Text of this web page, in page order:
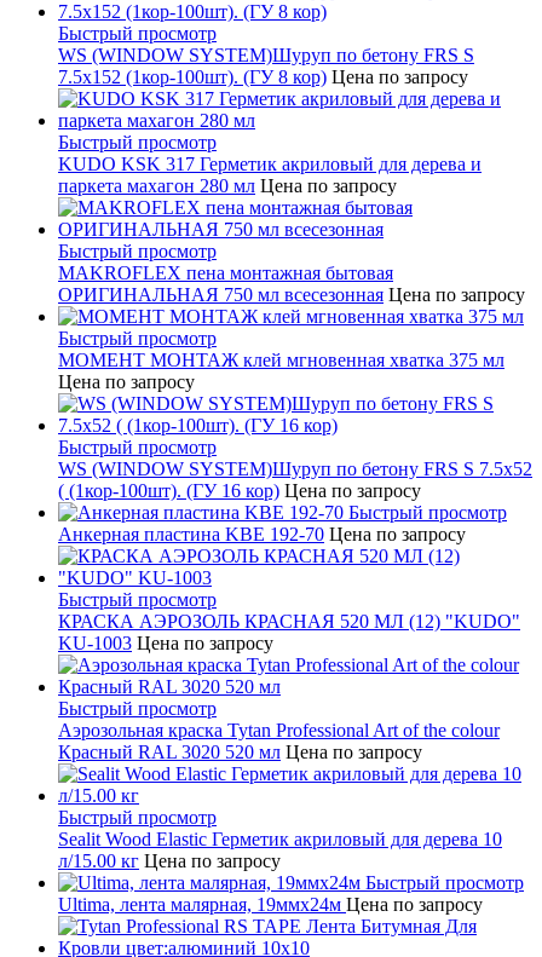
Быстрый просмотр
WS (WINDOW SYSTEM)Шуруп по бетону FRS S
7.5х152 (1кор-100шт). (ГУ 8 кор) Цена по запросу
Быстрый просмотр
KUDO KSK 317 Герметик акриловый для дерева и
паркета махагон 280 мл Цена по запросу
Быстрый просмотр
MAKROFLEX пена монтажная бытовая
ОРИГИНАЛЬНАЯ 750 мл всесезонная Цена по запросу
Быстрый просмотр
МОМЕНТ МОНТАЖ клей мгновенная хватка 375 мл
Цена по запросу
Быстрый просмотр
WS (WINDOW SYSTEM)Шуруп по бетону FRS S 7.5х52
( (1кор-100шт). (ГУ 16 кор) Цена по запросу
Быстрый просмотр
Анкерная пластина KBE 192-70 Цена по запросу
Быстрый просмотр
КРАСКА АЭРОЗОЛЬ КРАСНАЯ 520 МЛ (12) "KUDO"
KU-1003 Цена по запросу
Быстрый просмотр
Аэрозольная краска Tytan Professional Art of the colour
Красный RAL 3020 520 мл Цена по запросу
Быстрый просмотр
Sealit Wood Elastic Герметик акриловый для дерева 10
л/15.00 кг Цена по запросу
Быстрый просмотр
Ultima, лента малярная, 19ммх24м Цена по запросу